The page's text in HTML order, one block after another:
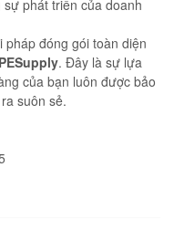
phát triển của doanh
đóng gói toàn diện
. Đây là sự lựa
của bạn luôn được bảo
suôn sẻ.